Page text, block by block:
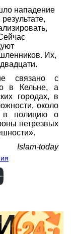
нападение
Их,
связано с
в Кельне, а
городах, в
около
в полицию о
нетрезвых
Islam-today